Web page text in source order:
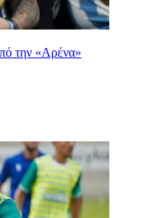
την «Αρένα»